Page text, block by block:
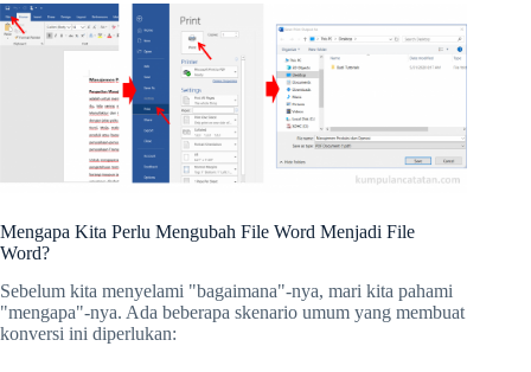
Mengapa Kita Perlu Mengubah File Word Menjadi File
Word?
Sebelum kita menyelami "bagaimana"-nya, mari kita pahami
"mengapa"-nya. Ada beberapa skenario umum yang membuat
konversi ini diperlukan: